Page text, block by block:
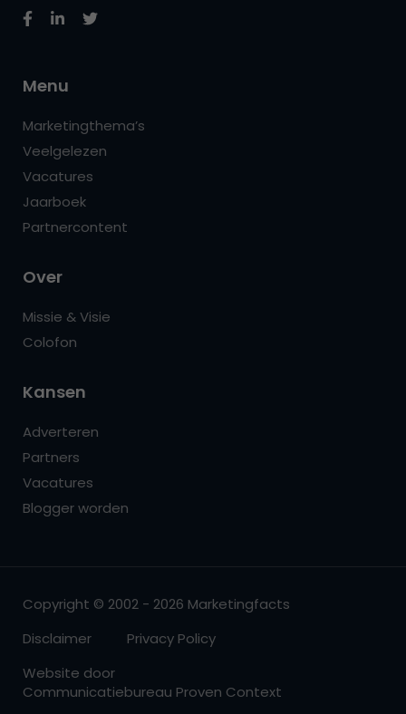
Menu
Marketingthema’s
Veelgelezen
Vacatures
Jaarboek
Partnercontent
Over
Missie & Visie
Colofon
Kansen
Adverteren
Partners
Vacatures
Blogger worden
Copyright © 2002 - 2026 Marketingfacts
Disclaimer
Privacy Policy
Website door
Communicatiebureau Proven Context